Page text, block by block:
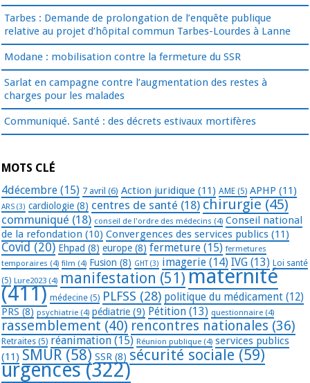
Tarbes : Demande de prolongation de l’enquête publique
relative au projet d’hôpital commun Tarbes-Lourdes à Lanne
Modane : mobilisation contre la fermeture du SSR
Sarlat en campagne contre l’augmentation des restes à
charges pour les malades
Communiqué. Santé : des décrets estivaux mortifères
MOTS CLÉ
4décembre (15) 7 avril (6) Action juridique (11) AME (5) APHP (11)
ARS (3) cardiologie (8) centres de santé (18) chirurgie (45)
communiqué (18) conseil de l'ordre des médecins (4) Conseil national
de la refondation (10) Convergences des services publics (11)
Covid (20) Ehpad (8) europe (8) fermeture (15) fermetures
temporaires (4) film (4) Fusion (8) GHT(3) imagerie (14) IVG (13) Loi santé
(5) Lure2023 (4) manifestation (51) maternité
(411) médecine (5) PLFSS (28) politique du médicament (12)
PRS (8) psychiatrie (4) pédiatrie (9) Pétition (13) questionnaire (4)
rassemblement (40) rencontres nationales (36)
Retraites (5) réanimation (15) Réunion publique (4) services publics
(11) SMUR (58) SSR (8) sécurité sociale (59)
urgences(322)